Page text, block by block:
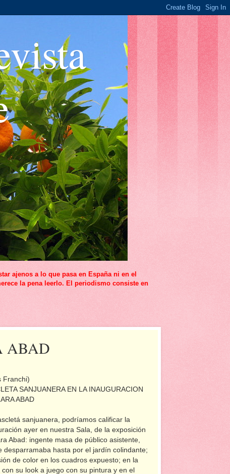
ajenos a lo que pasa en España ni en el
la pena leerlo. El periodismo consiste en
ABAD
Franchi)
SANJUANERA EN LA INAUGURACION
ABAD
sanjuanera, podríamos calificar la
ayer en nuestra Sala, de la exposición
Abad: ingente masa de público asistente,
desparramaba hasta por el jardín colindante;
de color en los cuadros expuesto; en la
con su look a juego con su pintura y en el